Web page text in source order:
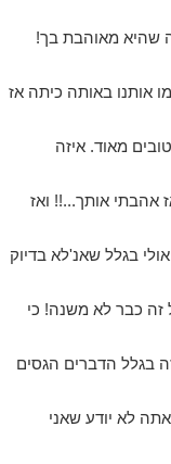
שהיא מאוהבת בך!
אותנו באותה כיתה אז
מאוד. איזה
אותך...!! ואז
בגלל שאנ'לא בדיוק
זה כבר לא משנה! כי
בגלל הדברים הגסים
לא יודע שאני